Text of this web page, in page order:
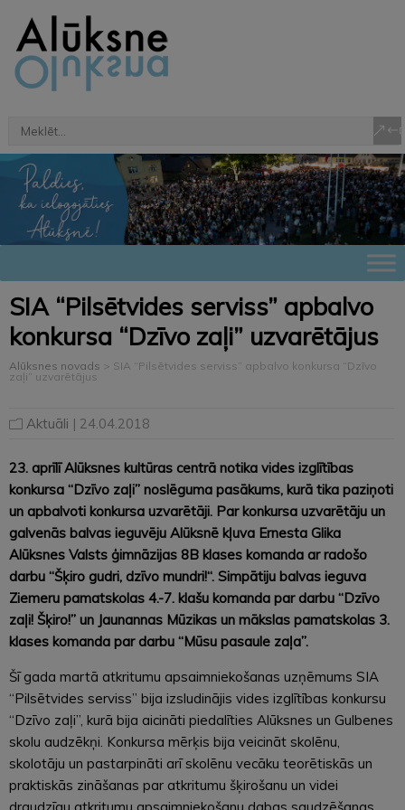
SIA “Pilsētvides serviss” apbalvo
konkursa “Dzīvo zaļi” uzvarētājus
Alūksnes novads > SIA “Pilsētvides serviss” apbalvo konkursa “Dzīvo
zaļi” uzvarētājus
Aktuāli | 24.04.2018
23. aprīlī Alūksnes kultūras centrā notika vides izglītības
konkursa “Dzīvo zaļi” noslēguma pasākums, kurā tika paziņoti
un apbalvoti konkursa uzvarētāji. Par konkursa uzvarētāju un
galvenās balvas ieguvēju Alūksnē kļuva Ernesta Glika
Alūksnes Valsts ģimnāzijas 8B klases komanda ar radošo
darbu “Šķiro gudri, dzīvo mundri!“. Simpātiju balvas ieguva
Ziemeru pamatskolas 4.-7. klašu komanda par darbu “Dzīvo
zaļi! Šķiro!” un Jaunannas Mūzikas un mākslas pamatskolas 3.
klases komanda par darbu “Mūsu pasaule zaļa”.
Šī gada martā atkritumu apsaimniekošanas uzņēmums SIA
“Pilsētvides serviss” bija izsludinājis vides izglītības konkursu
“Dzīvo zaļi”, kurā bija aicināti piedalīties Alūksnes un Gulbenes
skolu audzēkņi. Konkursa mērķis bija veicināt skolēnu,
skolotāju un pastarpināti arī skolēnu vecāku teorētiskās un
praktiskās zināšanas par atkritumu šķirošanu un videi
draudzīgu atkritumu apsaimniekošanu dabas saudzēšanas